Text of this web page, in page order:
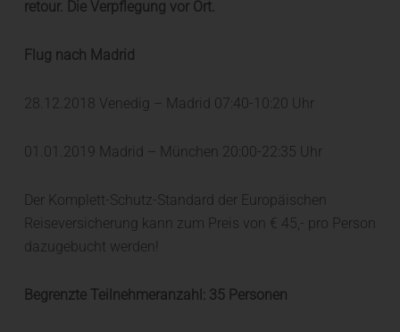
retour. Die Verpflegung vor Ort.
Fl ug nach Madrid
28.12.2018 Venedig – Madrid 07:40-10:20 Uhr
01.01.2019 Madrid – München 20:00-22:35 Uhr
Der Komplett-Schutz-Standard der Europäischen
Reiseversicherung kann zum Preis von € 45,- pro Person
dazugebucht werden!
Begrenzte Teilnehmeranzahl: 35 Personen